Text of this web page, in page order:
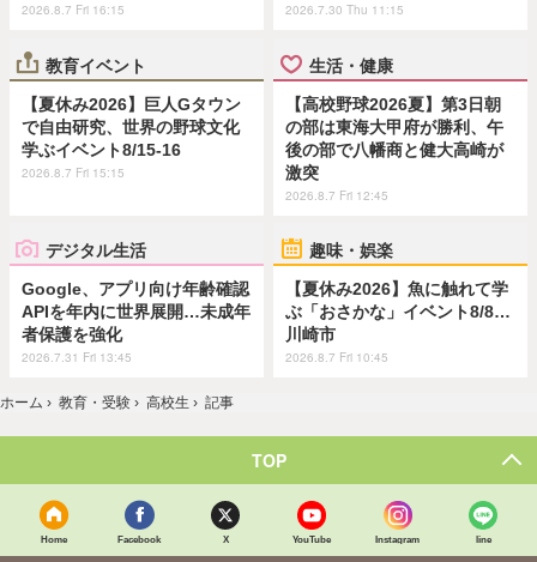
2026.8.7 Fri 16:15 2026.7.30 Thu 11:15
教育イベント
【夏休み2026】巨人Gタウン
で自由研究、世界の野球文化
学ぶイベント8/15-16
2026.8.7 Fri 15:15
生活・健康
【高校野球2026夏】第3日朝
の部は東海大甲府が勝利、午
後の部で八幡商と健大高崎が
激突
2026.8.7 Fri 12:45
デジタル生活
Google、アプリ向け年齢確認
APIを年内に世界展開…未成年
者保護を強化
2026.7.31 Fri 13:45
趣味・娯楽
【夏休み2026】魚に触れて学
ぶ「おさかな」イベント8/8…
川崎市
2026.8.7 Fri 10:45
ホーム › 教育・受験 › 高校生 › 記事
TOP
Home Facebook X YouTube Instagram line